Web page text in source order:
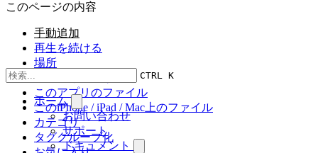
CTRL K
ホーム
お問い合わせ
サポート
ドキュメント
このページの内容
手動追加
再生を続ける
場所
オンライン音楽
このアプリのファイル
このiPhone / iPad / Mac上のファイル
カテゴリ
タググループ化